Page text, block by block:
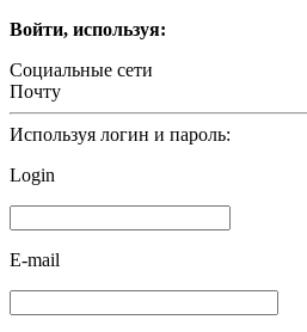
Войти, используя:
Социальные сети
Почту
Используя логин и пароль:
Login
E-mail